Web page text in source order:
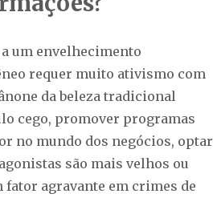
um envelhecimento
requer muito ativismo com
da beleza tradicional
cego, promover programas
no mundo dos negócios, optar
são mais velhos ou
agravante em crimes de